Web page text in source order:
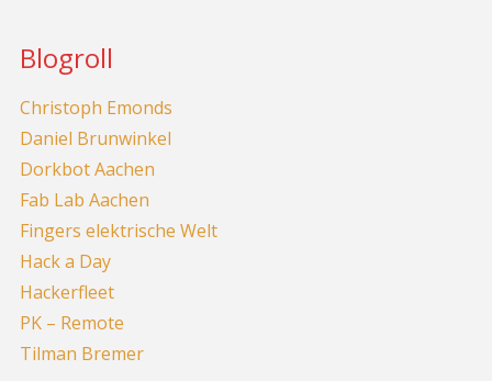
Blogroll
Christoph Emonds
Daniel Brunwinkel
Dorkbot Aachen
Fab Lab Aachen
Fingers elektrische Welt
Hack a Day
Hackerfleet
PK – Remote
Tilman Bremer